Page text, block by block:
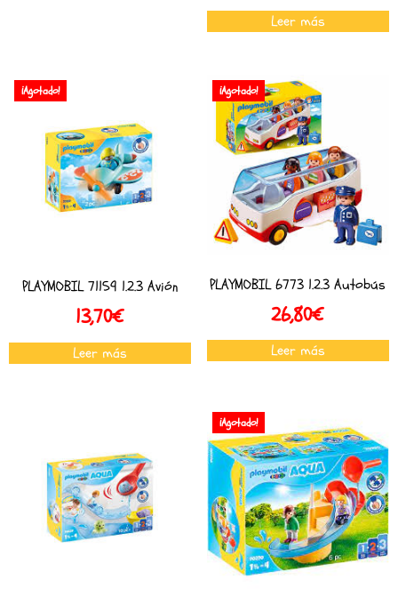
Leer más
¡Agotado!
PLAYMOBIL 71159 1.2.3 Avión
13,70€
Leer más
¡Agotado!
PLAYMOBIL 6773 1.2.3 Autobús
26,80€
Leer más
¡Agotado!